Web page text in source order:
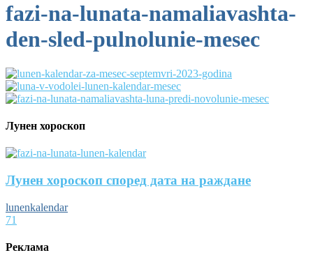
fazi-na-lunata-namaliavashta-
den-sled-pulnolunie-mesec
Лунен хороскоп
Лунен хороскоп според дата на раждане
lunenkalendar
71
Реклама